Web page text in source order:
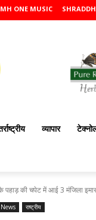
MH ONE MUSIC
व्यापार
पहाड़ की चपेट में आई 3 मंजिला
राष्ट्रीय